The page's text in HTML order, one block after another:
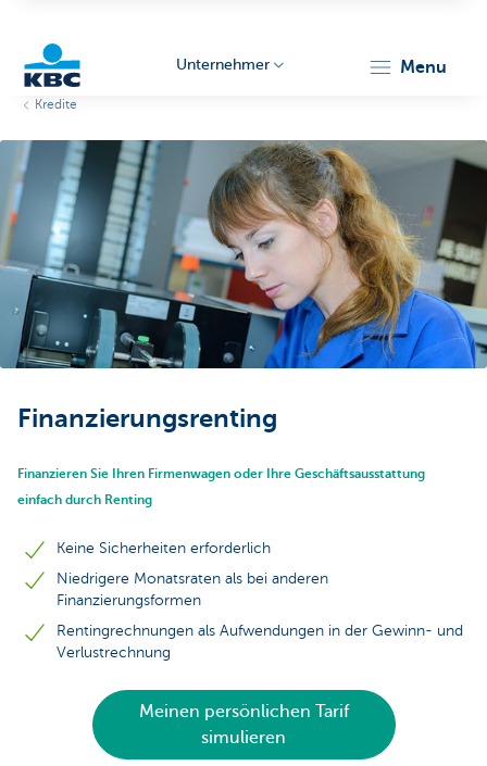
Unternehmer
Unternehmer menu
Kredite
Finanzierungsrenting
Finanzieren Sie Ihren Firmenwagen oder Ihre Geschäftsausstattung
einfach durch Renting
Keine Sicherheiten erforderlich
Niedrigere Monatsraten als bei anderen
Finanzierungsformen
Rentingrechnungen als Aufwendungen in der Gewinn- und
Verlustrechnung
Meinen persönlichen Tarif
simulieren